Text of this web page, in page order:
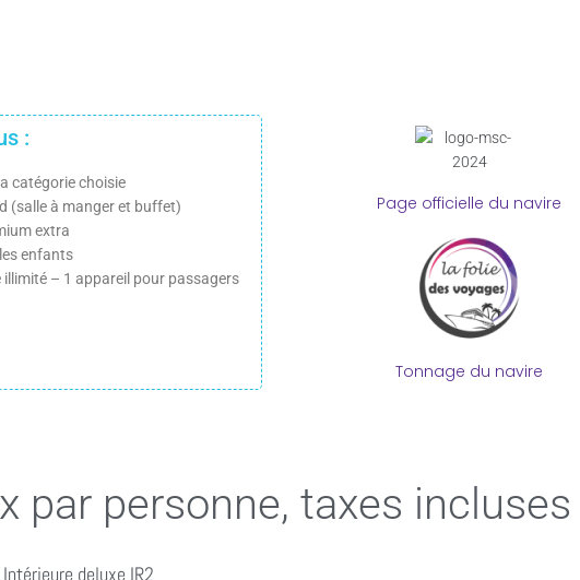
:
catégorie choisie
(salle à manger et buffet)
extra
enfants
illimité – 1 appareil pour passagers
Page officielle du navire
Tonnage du navire
par personne, taxes
Intérieure deluxe IR2